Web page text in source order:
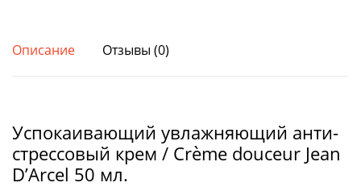
Описание Отзывы (0)
Успокаивающий увлажняющий анти-
стрессовый крем / Crème douceur Jean
D’Arcel 50 мл.